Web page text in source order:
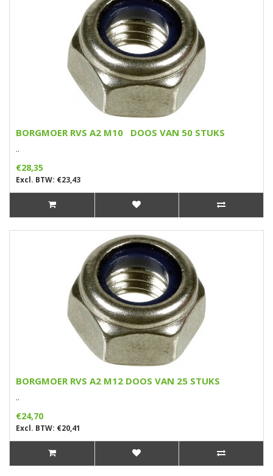
BORGMOER RVS A2 M10 DOOS VAN 50 STUKS
..
€28,35
Excl. BTW: €23,43
BORGMOER RVS A2 M12 DOOS VAN 25 STUKS
..
€24,70
Excl. BTW: €20,41